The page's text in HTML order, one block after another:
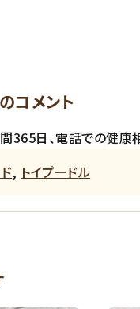
コメント
日、電話での健康
, トイプードル